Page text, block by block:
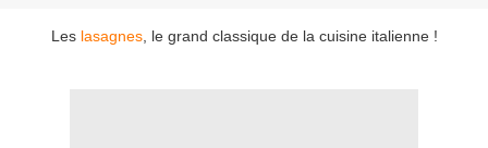
Les lasagnes, le grand classique de la cuisine italienne !